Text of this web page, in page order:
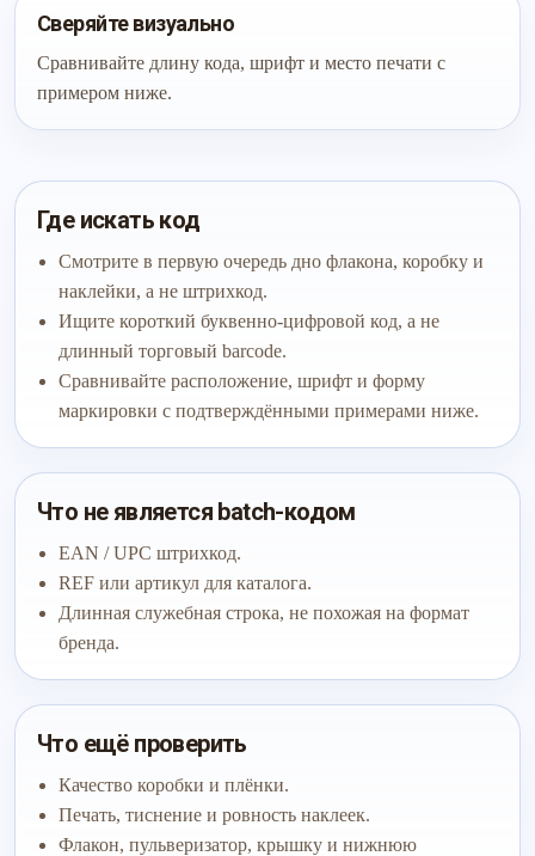
Сверяйте визуально
Сравнивайте длину кода, шрифт и место печати с
примером ниже.
Где искать код
Смотрите в первую очередь дно флакона, коробку и
наклейки, а не штрихкод.
Ищите короткий буквенно-цифровой код, а не
длинный торговый barcode.
Сравнивайте расположение, шрифт и форму
маркировки с подтверждёнными примерами ниже.
Что не является batch-кодом
EAN / UPC штрихкод.
REF или артикул для каталога.
Длинная служебная строка, не похожая на формат
бренда.
Что ещё проверить
Качество коробки и плёнки.
Печать, тиснение и ровность наклеек.
Флакон, пульверизатор, крышку и нижнюю